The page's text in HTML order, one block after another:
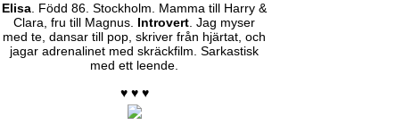
Elisa. Född 86. Stockholm. Mamma till Harry &
Clara, fru till Magnus. Introvert. Jag myser
med te, dansar till pop, skriver från hjärtat, och
jagar adrenalinet med skräckfilm. Sarkastisk
med ett leende.
♥ ♥ ♥